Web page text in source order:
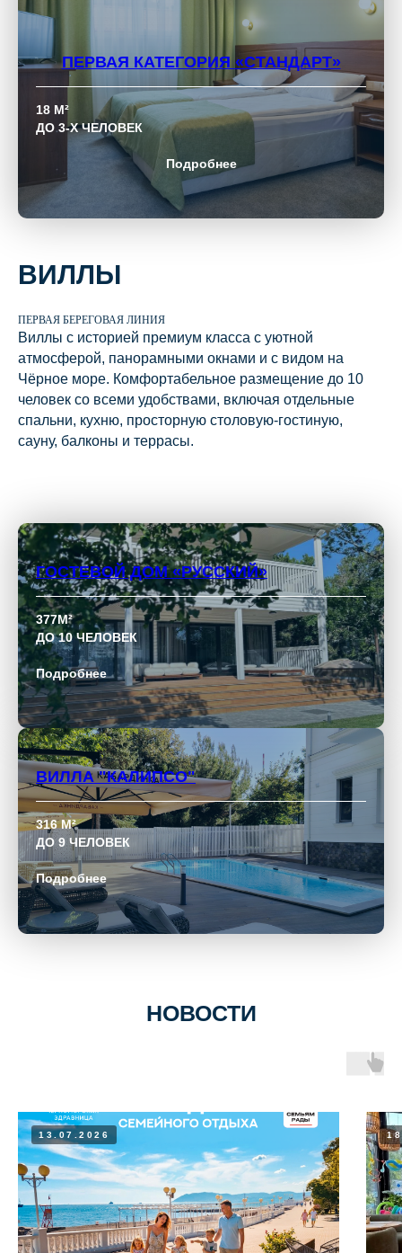
ПЕРВАЯ КАТЕГОРИЯ «СТАНДАРТ»
18 М²
ДО 3-Х ЧЕЛОВЕК
Подробнее
ВИЛЛЫ
ПЕРВАЯ БЕРЕГОВАЯ ЛИНИЯ
Виллы с историей премиум класса с уютной
атмосферой, панорамными окнами и с видом на
Чёрное море. Комфортабельное размещение до 10
человек со всеми удобствами, включая отдельные
спальни, кухню, просторную столовую-гостиную,
сауну, балконы и террасы.
ГОСТЕВОЙ ДОМ «РУССКИЙ»
377М²
ДО 10 ЧЕЛОВЕК
Подробнее
ВИЛЛА "КАЛИПСО"
316 М²
ДО 9 ЧЕЛОВЕК
Подробнее
НОВОСТИ
13.07.2026